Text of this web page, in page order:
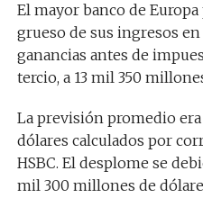
El mayor banco de
grueso de sus ingresos en
ganancias antes de
tercio, a 13 mil 350
La previsión promedio
dólares calculados por
HSBC. El desplome se
mil 300 millones de